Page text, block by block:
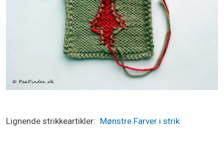
Lignende strikkeartikler Mønstre Farver i strik